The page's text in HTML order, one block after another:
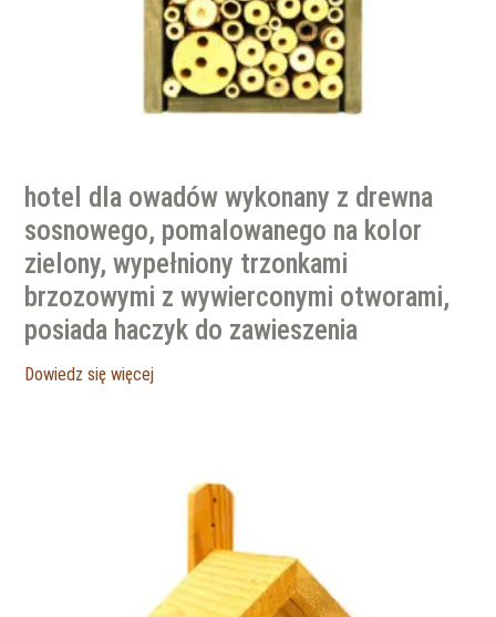
hotel dla owadów wykonany z drewna
sosnowego, pomalowanego na kolor
zielony, wypełniony trzonkami
brzozowymi z wywierconymi otworami,
posiada haczyk do zawieszenia
Dowiedz się więcej